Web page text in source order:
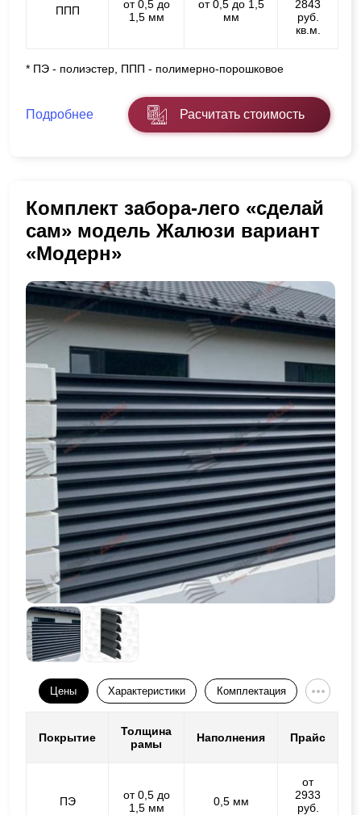
ППП
от 0,5 до
1,5 мм
от 0,5 до 1,5
мм
2843
руб.
кв.м.
* ПЭ - полиэстер, ППП - полимерно-порошковое
Подробнее Расчитать стоимость
Комплект забора-лего «сделай
сам» модель Жалюзи вариант
«Модерн»
Цены Характеристики Комплектация
Покрытие
Толщина
рамы
Наполнения Прайс
ПЭ
от 0,5 до
1,5 мм
0,5 мм
от
2933
руб.